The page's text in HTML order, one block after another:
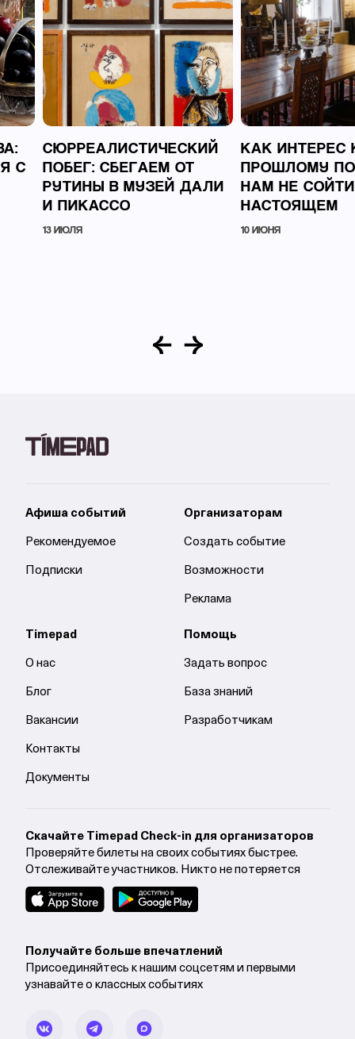
С
СЮРРЕАЛИСТИЧЕСКИЙ
ПОБЕГ: СБЕГАЕМ ОТ
РУТИНЫ В МУЗЕЙ ДАЛИ
И ПИКАССО
13 ИЮЛЯ
КАК ИНТЕРЕС
ПРОШЛОМУ
НАМ НЕ
НАСТОЯЩЕМ
10 ИЮНЯ
Афиша событий
Рекомендуемое
Подписки
Организаторам
Создать событие
Возможности
Реклама
Timepad
О нас
Блог
Вакансии
Контакты
Документы
Помощь
Задать вопрос
База знаний
Разработчикам
Cкачайте Timepad Check-in для организаторов
Проверяйте билеты на своих событиях быстрее.
Отслеживайте участников. Никто не потеряется
Получайте больше впечатлений
Присоединяйтесь к нашим соцсетям и первыми
узнавайте о классных событиях